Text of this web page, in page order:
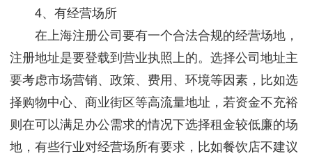
4、有经营场所
在上海注册公司要有一个合法合规的经营场地，
注册地址是要登载到营业执照上的。选择公司地址主
要考虑市场营销、政策、费用、环境等因素，比如选
择购物中心、商业街区等高流量地址，若资金不充裕
则在可以满足办公需求的情况下选择租金较低廉的场
地，有些行业对经营场所有要求，比如餐饮店不建议